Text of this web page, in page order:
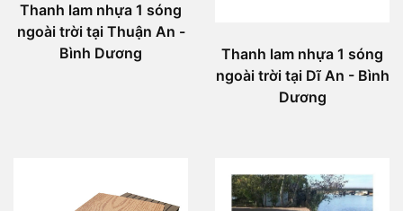
Thanh lam nhựa 1 sóng
ngoài trời tại Thuận An -
Bình Dương
Thanh lam nhựa 1 sóng
ngoài trời tại Dĩ An - Bình
Dương